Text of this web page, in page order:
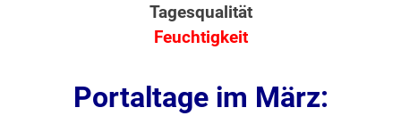
Tagesqualität
Feuchtigkeit
Portaltage im März: